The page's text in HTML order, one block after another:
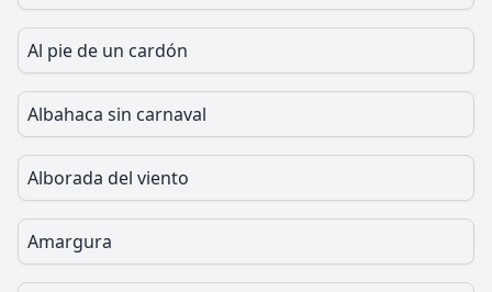
Al pie de un cardón
Albahaca sin carnaval
Alborada del viento
Amargura